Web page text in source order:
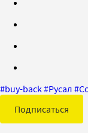
#buy-back#Русал #
Подписаться